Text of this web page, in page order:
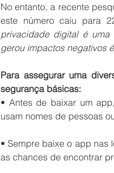
No entanto, a recente
este número caiu para
privacidade digital é
gerou impactos negativos
Para assegurar uma
segurança básicas:
• Antes de baixar um
usam nomes de pessoas
• Sempre baixe o app nas
as chances de encontrar